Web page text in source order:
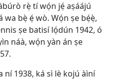
rẹ̀ tí wọ́n jẹ́ aṣáájú
bẹ̀ ẹ́ wò. Wọ́n ṣe bẹ́ẹ̀,
ṣe batisí lọ́dún 1942, ó
náà, wọ́n yàn án ṣe
1938, ká sì lè kojú àìní